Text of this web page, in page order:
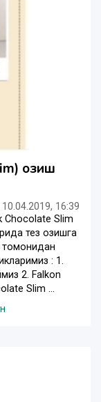
озиш
10.04.2019, 16:39
Chocolate Slim
тез озишга
томонидан
: 1.
2. Falkon
Slim ...